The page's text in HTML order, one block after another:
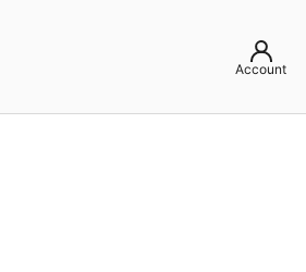
Account